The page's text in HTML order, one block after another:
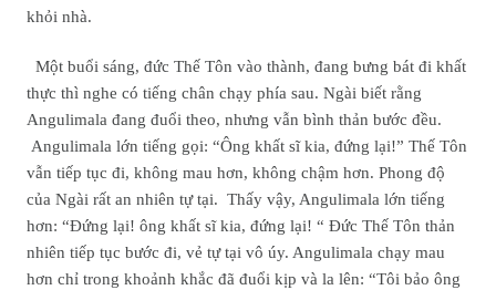
khỏi nhà.
Một buổi sáng, đức Thế Tôn vào thành, đang bưng bát đi khất
thực thì nghe có tiếng chân chạy phía sau. Ngài biết rằng
Angulimala đang đuổi theo, nhưng vẫn bình thản bước đều.
Angulimala lớn tiếng gọi: “Ông khất sĩ kia, đứng lại!” Thế Tôn
vẫn tiếp tục đi, không mau hơn, không chậm hơn. Phong độ
của Ngài rất an nhiên tự tại. Thấy vậy, Angulimala lớn tiếng
hơn: “Đứng lại! ông khất sĩ kia, đứng lại! “ Đức Thế Tôn thản
nhiên tiếp tục bước đi, vẻ tự tại vô úy. Angulimala chạy mau
hơn chỉ trong khoảnh khắc đã đuổi kịp và la lên: “Tôi bảo ông